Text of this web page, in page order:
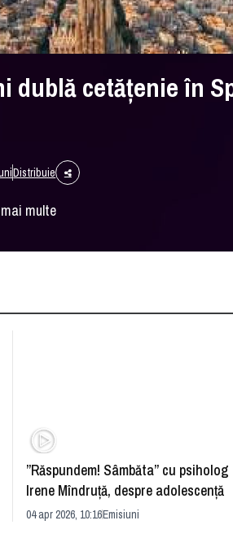
dublă cetățenie în
Distribuie
multe
”Răspundem! Sâmbăta” cu psiholog
Irene Mîndruță, despre adolescență
04 apr 2026, 10:16Emisiuni